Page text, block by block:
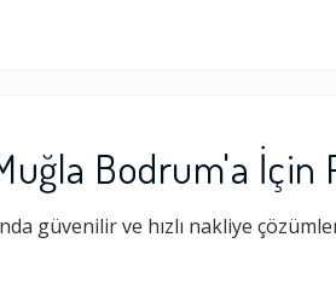
Bodrum'a İçin
güvenilir ve hızlı nakliye